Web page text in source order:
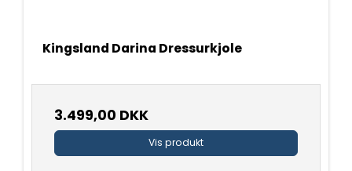
Kingsland Darina Dressurkjole
3.499,00 DKK
Vis produkt